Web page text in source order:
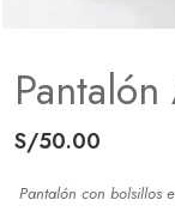
S/50.00
Pantalón con bolsillos